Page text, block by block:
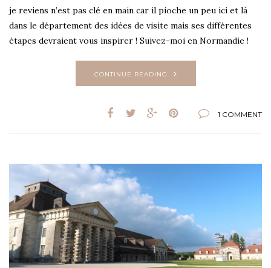
je reviens n’est pas clé en main car il pioche un peu ici et là
dans le département des idées de visite mais ses différentes
étapes devraient vous inspirer ! Suivez-moi en Normandie !
CONTINUE READING
1 COMMENT